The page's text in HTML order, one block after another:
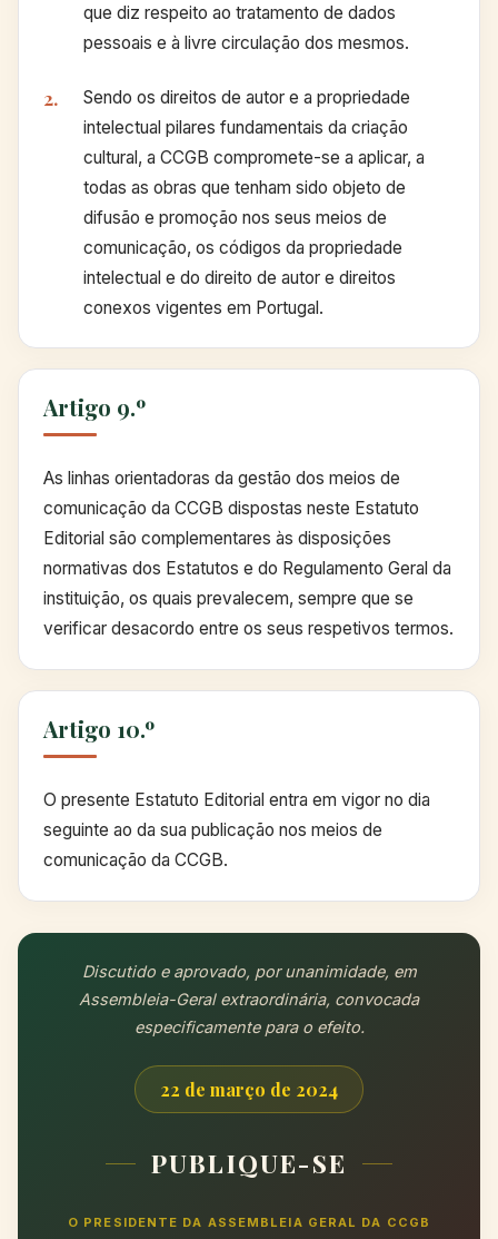
que diz respeito ao tratamento de dados
pessoais e à livre circulação dos mesmos.
Sendo os direitos de autor e a propriedade
intelectual pilares fundamentais da criação
cultural, a CCGB compromete-se a aplicar, a
todas as obras que tenham sido objeto de
difusão e promoção nos seus meios de
comunicação, os códigos da propriedade
intelectual e do direito de autor e direitos
conexos vigentes em Portugal.
Artigo 9.º
As linhas orientadoras da gestão dos meios de
comunicação da CCGB dispostas neste Estatuto
Editorial são complementares às disposições
normativas dos Estatutos e do Regulamento Geral da
instituição, os quais prevalecem, sempre que se
verificar desacordo entre os seus respetivos termos.
Artigo 10.º
O presente Estatuto Editorial entra em vigor no dia
seguinte ao da sua publicação nos meios de
comunicação da CCGB.
Discutido e aprovado, por unanimidade, em
Assembleia-Geral extraordinária, convocada
especificamente para o efeito.
22 de março de 2024
PUBLIQUE-SE
O PRESIDENTE DA ASSEMBLEIA GERAL DA CCGB